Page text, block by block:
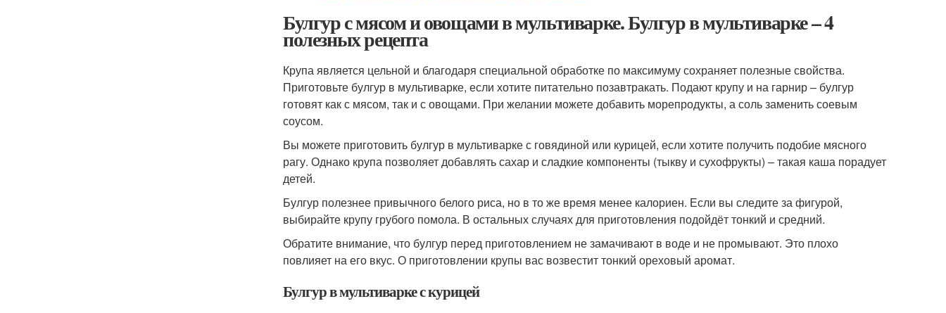
Булгур с мясом и овощами в мультиварке. Булгур в мультиварке – 4
полезных рецепта
Крупа является цельной и благодаря специальной обработке по максимуму сохраняет полезные свойства.
Приготовьте булгур в мультиварке, если хотите питательно позавтракать. Подают крупу и на гарнир – булгур
готовят как с мясом, так и с овощами. При желании можете добавить морепродукты, а соль заменить соевым
соусом.
Вы можете приготовить булгур в мультиварке с говядиной или курицей, если хотите получить подобие мясного
рагу. Однако крупа позволяет добавлять сахар и сладкие компоненты (тыкву и сухофрукты) – такая каша порадует
детей.
Булгур полезнее привычного белого риса, но в то же время менее калориен. Если вы следите за фигурой,
выбирайте крупу грубого помола. В остальных случаях для приготовления подойдёт тонкий и средний.
Обратите внимание, что булгур перед приготовлением не замачивают в воде и не промывают. Это плохо
повлияет на его вкус. О приготовлении крупы вас возвестит тонкий ореховый аромат.
Булгур в мультиварке с курицей